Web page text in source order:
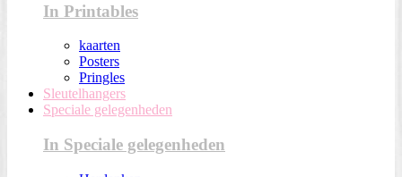
In Printables
kaarten
Posters
Pringles
Sleutelhangers
Speciale gelegenheden
In Speciale gelegenheden